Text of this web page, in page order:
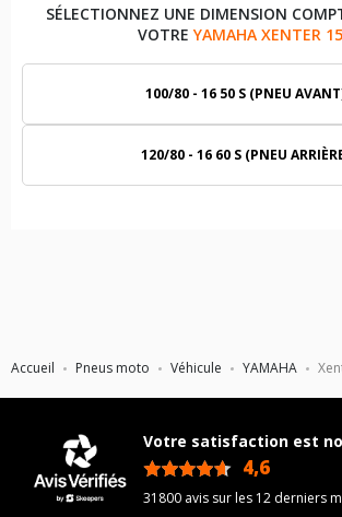
Accueil Pneus moto Véhicule YAMAHA
SÉLECTIONNEZ UNE DIMENSION
VOTREYAMAHA XENTER
100/80 - 16 50 S (PNEU
120/80 - 16 60 S (PNEU
Votre satisfaction est
4,6
31800 avis sur les 12 derniers